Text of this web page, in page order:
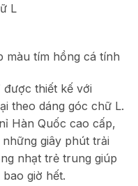
L
màu tím hồng cá tính
thiết kế với
theo dáng góc chữ L.
Hàn Quốc cao cấp,
giây phút trải
nhạt trẻ trung giúp
giờ hết.